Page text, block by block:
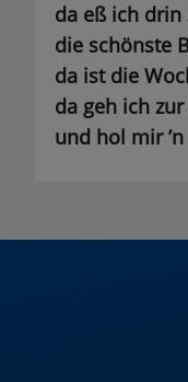
da eß ich
die schönste
da ist die
da geh ich
und hol mir